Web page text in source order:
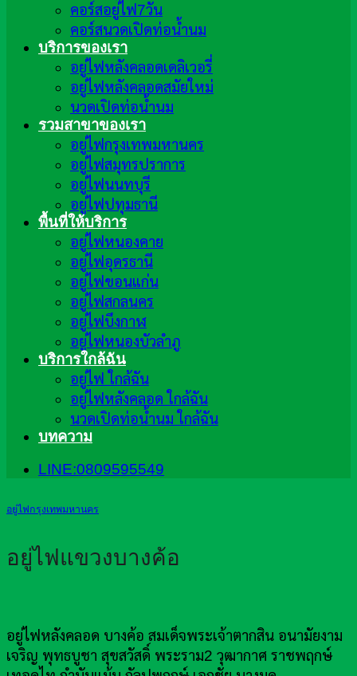
คอร์สอยู่ไฟ7วัน
คอร์สนวดเปิดท่อน้ำนม
บริการของเรา
อยู่ไฟหลังคลอดเดลิเวอรี่
อยู่ไฟหลังคลอดสมัยใหม่
นวดเปิดท่อน้ำนม
รวมสาขาของเรา
อยู่ไฟกรุงเทพมหานคร
อยู่ไฟสมุทรปราการ
อยู่ไฟนนทบุรี
อยู่ไฟปทุมธานี
พื้นที่ให้บริการ
อยู่ไฟหนองคาย
อยู่ไฟอุดรธานี
อยู่ไฟขอนแก่น
อยู่ไฟสกลนคร
อยู่ไฟบึงกาฬ
อยู่ไฟหนองบัวลำภู
บริการใกล้ฉัน
อยู่ไฟ ใกล้ฉัน
อยู่ไฟหลังคลอด ใกล้ฉัน
นวดเปิดท่อน้ำนม ใกล้ฉัน
บทความ
LINE:0809595549
อยู่ไฟกรุงเทพมหานคร
อยู่ไฟแขวงบางค้อ
อยู่ไฟหลังคลอด บางค้อ สมเด็จพระเจ้าตากสิน อนามัยงาม
เจริญ พุทธบูชา สุขสวัสดิ์ พระราม2 วุฒากาศ ราชพฤกษ์